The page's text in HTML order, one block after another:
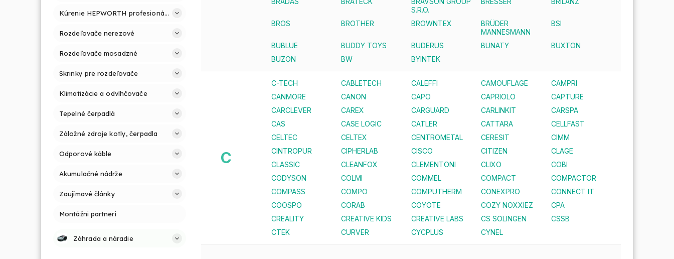
Kúrenie HEPWORTH profesionálne a jednoducho
Rozdeľovače nerezové
Rozdeľovače mosadzné
Skrinky pre rozdeľovače
Klimatizácie a odvlhčovače
Tepelné čerpadlá
Záložné zdroje kotly, čerpadla
Odporové káble
Akumulačné nádrže
Zaujímavé články
Montážni partneri
Záhrada a náradie
S.R.O.
BROS BROTHER BROWNTEX
BRÜDER
MANNESMANN
BSI
BUBLUE BUDDY TOYS BUDERUS BUNATY
BUXTON
BUZON
BW BYINTEK
C
C-TECH CABLETECH CALEFFI CAMOUFLAGE
CAMPRI
CANMORE
CANON CAPO CAPRIOLO
CAPTURE
CARCLEVER
CAREX CARGUARD CARLINKIT
CARSPA
CAS
CASE LOGIC CATLER CATTARA
CELLFAST
CELTEC
CELTEX CENTROMETAL CERESIT
CIMM
CINTROPUR
CIPHERLAB CISCO CITIZEN
CLAGE
CLASSIC
CLEANFOX CLEMENTONI CLIXO
COBI
CODYSON
COLMI COMMEL COMPACT
COMPACTOR
COMPASS
COMPO COMPUTHERM CONEXPRO
CONNECT IT
COOSPO
CORAB COYOTE COZY NOXXIEZ
CPA
CREALITY
CREATIVE KIDS CREATIVE LABS CS SOLINGEN
CSSB
CTEK
CURVER CYCPLUS CYNEL